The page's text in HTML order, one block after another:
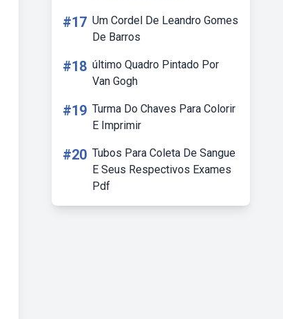
#17 Um Cordel De Leandro Gomes
De Barros
#18 último Quadro Pintado Por
Van Gogh
#19 Turma Do Chaves Para Colorir
E Imprimir
#20 Tubos Para Coleta De Sangue
E Seus Respectivos Exames
Pdf